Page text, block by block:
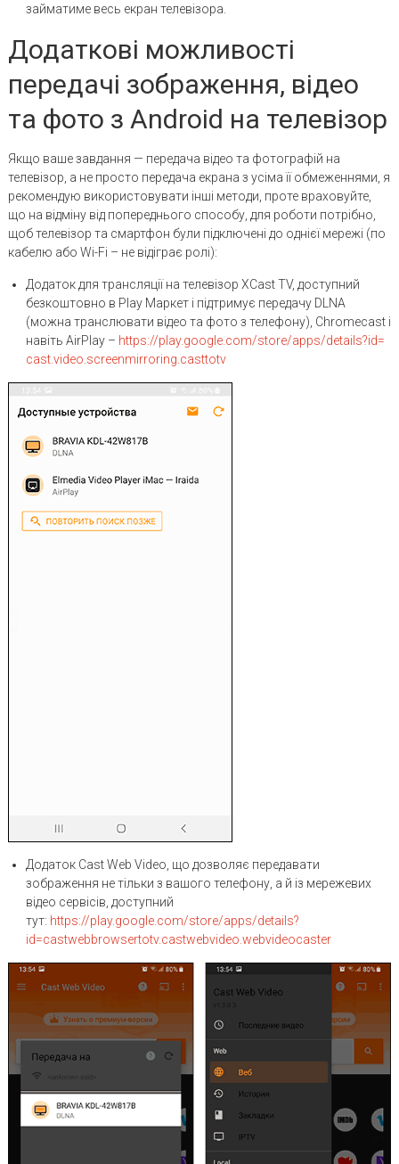
займатиме весь екран телевізора.
Додаткові можливості
передачі зображення, відео
та фото з Android на телевізор
Якщо ваше завдання — передача відео та фотографій на
телевізор, а не просто передача екрана з усіма її обмеженнями, я
рекомендую використовувати інші методи, проте враховуйте,
що на відміну від попереднього способу, для роботи потрібно,
щоб телевізор та смартфон були підключені до однієї мережі (по
кабелю або Wi-Fi – не відіграє ролі):
Додаток для трансляції на телевізор XCast TV, доступний
безкоштовно в Play Маркет і підтримує передачу DLNA
(можна транслювати відео та фото з телефону), Chromecast і
навіть AirPlay – https://play.google.com/store/apps/details?id=
cast.video.screenmirroring.casttotv
Додаток Cast Web Video, що дозволяє передавати
зображення не тільки з вашого телефону, а й із мережевих
відео сервісів, доступний
тут: https://play.google.com/store/apps/details?
id=castwebbrowsertotv.castwebvideo.webvideocaster